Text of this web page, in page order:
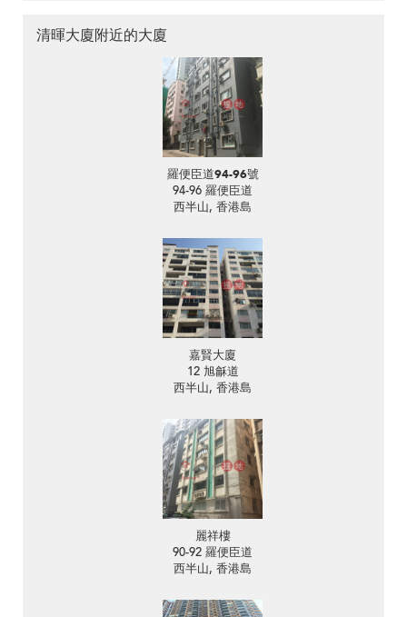
清暉大廈附近的大廈
羅便臣道94-96號
94-96 羅便臣道
西半山, 香港島
嘉賢大廈
12 旭龢道
西半山, 香港島
麗祥樓
90-92 羅便臣道
西半山, 香港島